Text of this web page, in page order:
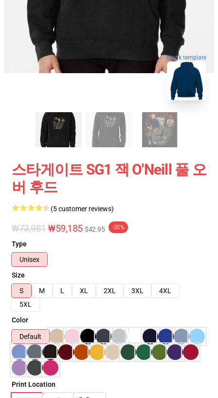
blank template
스타게이트 SG1 잭 O'Neill 풀 오
버 후드
(5 customer reviews)
₩73,981 ₩59,185 $42.95 -20%
Type
Unisex
Size
S
M L XL 2XL 3XL
4XL
5XL
Color
Default
Print Location